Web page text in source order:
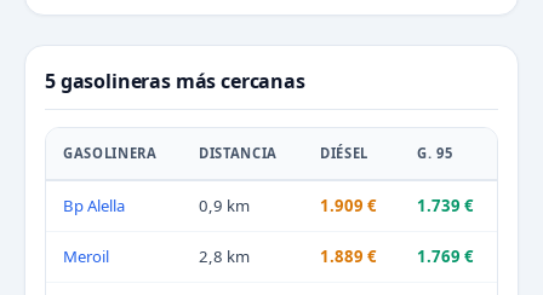
5 gasolineras más cercanas
GASOLINERA DISTANCIA DIÉSEL G. 95
Bp Alella 0,9 km 1.909 € 1.739 €
Meroil 2,8 km 1.889 € 1.769 €